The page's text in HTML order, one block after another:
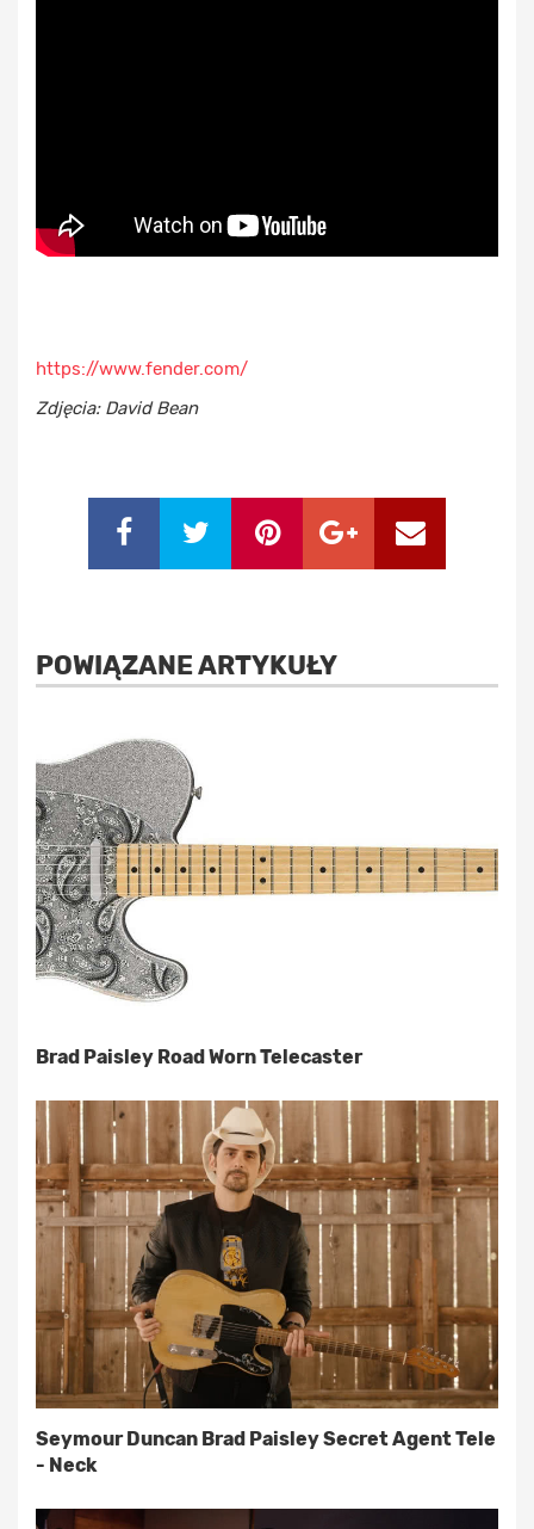
https://www.fender.com/
Zdjęcia: David Bean
POWIĄZANE ARTYKUŁY
Brad Paisley Road Worn Telecaster
Seymour Duncan Brad Paisley Secret Agent Tele
- Neck